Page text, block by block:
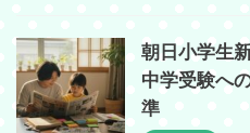
朝日小学生
中学受験へ
準